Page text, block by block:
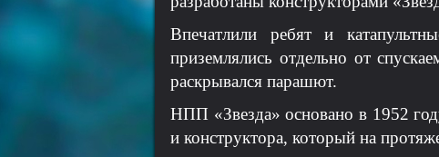
Впечатлили ребят и
приземлялись отдельно от
раскрывался парашют.
НПП «Звезда» основано в 1952
и конструктора, который на